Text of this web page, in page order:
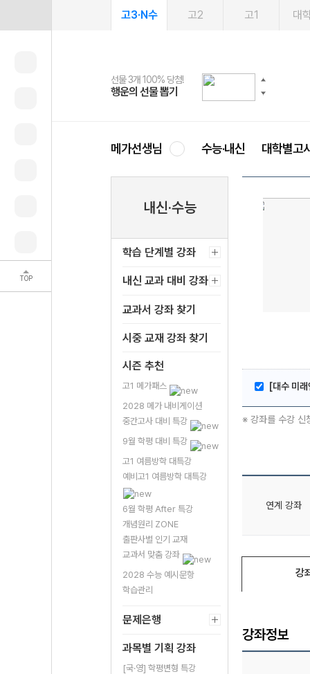
TOP
고3·N수 고2 고1 대
선물 3개 100% 당첨!
행운의 선물 뽑기
선물 100% 증정!
메가스터디 X 올리브
여름방학 스터디 캐시백
메가런 썸머스쿨
2027 러셀 단과
강사 공개선발
스마트러닝앱
설문 EVENT
메가패스
3일 무료 체험권
메가패스 수강생 무료혜택!
메가클럽 멤버십
사회공헌 캠페인
희망이룸 메가나눔
메가선생님 수능·내신 대학별고
내신·수능
학습 단계별 강좌
내신 교과 대비 강좌
교과서 강좌 찾기
시중 교재 강좌 찾기
시즌 추천
고1 메가패스
2028 메가 내비게이션
중간고사 대비 특강
9월 학평 대비 특강
고1 여름방학 대특강
예비고1 여름방학 대특강
6월 학평 After 특강
개념원리 ZONE
출판사별 인기 교재
교과서 맞춤 강좌
2028 수능 예시문항
학습관리
문제은행
과목별 기획 강좌
[국·영] 학평변형 특강
[대수 미
※ 강좌를 수강 신
연계 강좌
강
강좌정보